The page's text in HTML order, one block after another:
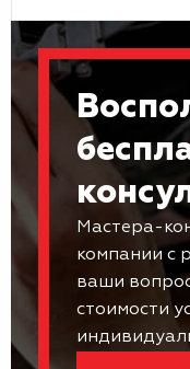
Мастера-
компании с
ваши
стоимости